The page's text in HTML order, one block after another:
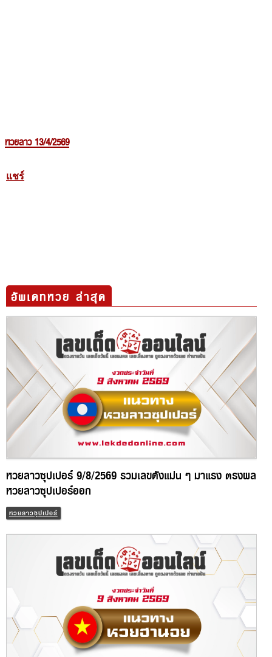
หวยลาว 13/4/2569
แชร์
อัพเดทหวย ล่าสุด
หวยลาวซุปเปอร์ 9/8/2569 รวมเลขดังแม่น ๆ มาแรง ตรงผล
หวยลาวซุปเปอร์ออก
หวยลาวซุปเปอร์